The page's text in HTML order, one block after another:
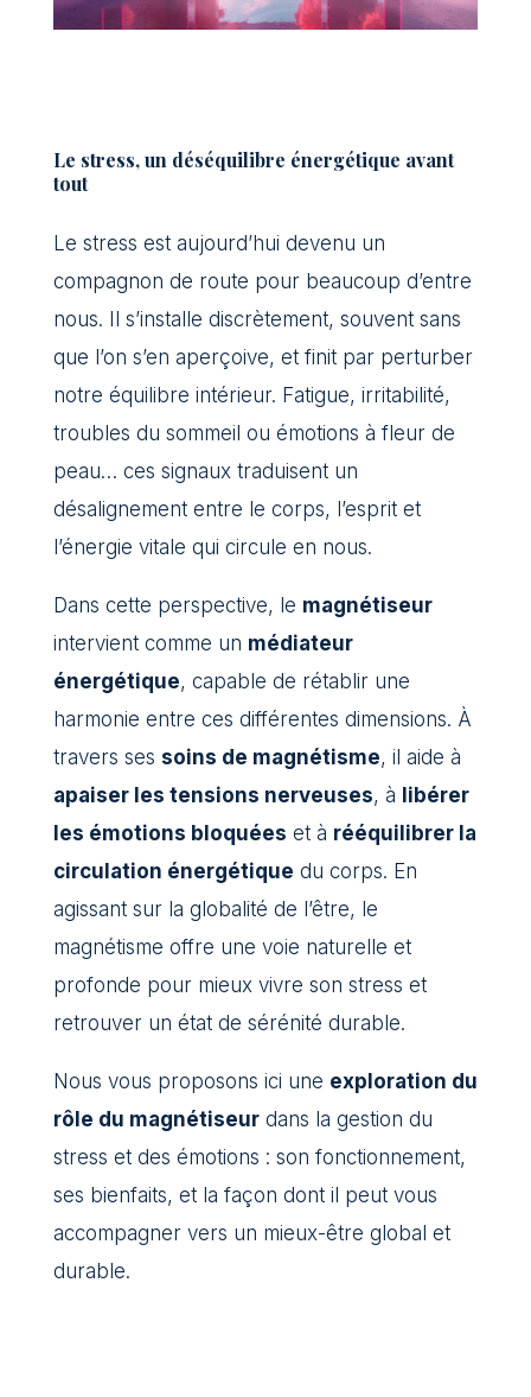
Le stress, un déséquilibre énergétique avant
tout
Le stress est aujourd’hui devenu un
compagnon de route pour beaucoup d’entre
nous. Il s’installe discrètement, souvent sans
que l’on s’en aperçoive, et finit par perturber
notre équilibre intérieur. Fatigue, irritabilité,
troubles du sommeil ou émotions à fleur de
peau… ces signaux traduisent un
désalignement entre le corps, l’esprit et
l’énergie vitale qui circule en nous.
Dans cette perspective, le magnétiseur
intervient comme un médiateur
énergétique, capable de rétablir une
harmonie entre ces différentes dimensions. À
travers ses soins de magnétisme, il aide à
apaiser les tensions nerveuses, à libérer
les émotions bloquées et à rééquilibrer la
circulation énergétique du corps. En
agissant sur la globalité de l’être, le
magnétisme offre une voie naturelle et
profonde pour mieux vivre son stress et
retrouver un état de sérénité durable.
Nous vous proposons ici une exploration du
rôle du magnétiseurdans la gestion du
stress et des émotions : son fonctionnement,
ses bienfaits, et la façon dont il peut vous
accompagner vers un mieux-être global et
durable.